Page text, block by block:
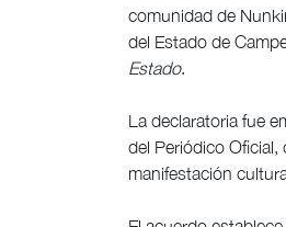
comunidad de
del Estado de
Estado.
La declaratoria fue
del Periódico
manifestación